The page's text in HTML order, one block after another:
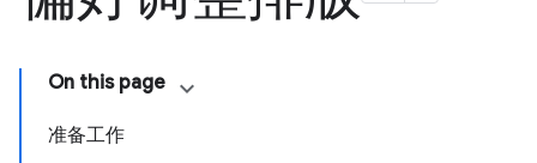
On this page
准备工作